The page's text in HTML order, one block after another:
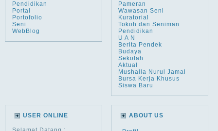
Pendidikan
Portal
Portofolio
Seni
WebBlog
Pameran
Wawasan Seni
Kuratorial
Tokoh dan Seniman
Pendidikan
U A N
Berita Pendek
Budaya
Sekolah
Aktual
Mushalla Nurul Jamal
Bursa Kerja Khusus
Siswa Baru
USER ONLINE ABOUT US